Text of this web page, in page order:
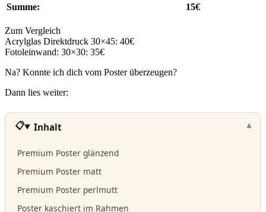
Summe:
15€
Zum Vergleich
Acrylglas Direktdruck 30×45: 40€
Fotoleinwand: 30×30: 35€
Na? Konnte ich dich vom Poster überzeugen?
Dann lies weiter:
Inhalt
Premium Poster glänzend
Premium Poster matt
Premium Poster perlmutt
Poster kaschiert im Rahmen